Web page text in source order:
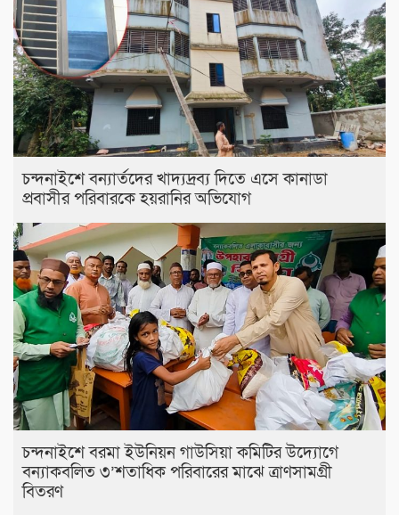
চন্দনাইশে বন্যার্তদের খাদ্যদ্রব্য দিতে এসে কানাডা
প্রবাসীর পরিবারকে হয়রানির অভিযোগ
চন্দনাইশে বরমা ইউনিয়ন গাউসিয়া কমিটির উদ্যোগে
বন্যাকবলিত ৩’শতাধিক পরিবারের মাঝে ত্রাণসামগ্রী
বিতরণ